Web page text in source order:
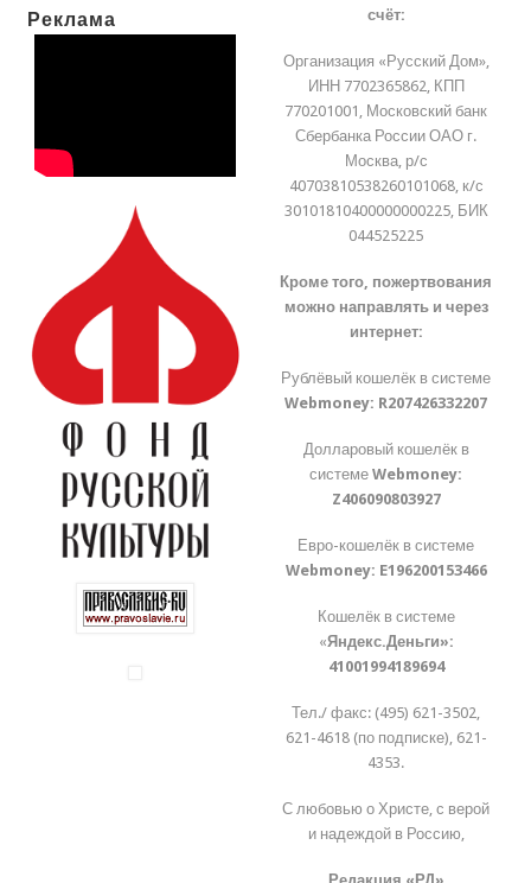
Реклама
счёт:
Организация «Русский Дом»,
ИНН 7702365862, КПП
770201001, Московский банк
Сбербанка России ОАО г.
Москва, р/с
40703810538260101068, к/с
30101810400000000225, БИК
044525225
Кроме того, пожертвования
можно направлять и через
интернет:
Рублёвый кошелёк в системе
Webmoney: R207426332207
Долларовый кошелёк в
системеWebmoney:
Z406090803927
Евро-кошелёк в системе
Webmoney: E196200153466
Кошелёк в системе
«Яндекс.Деньги»:
41001994189694
Тел./ факс: (495) 621-3502,
621-4618 (по подписке), 621-
4353.
С любовью о Христе, с верой
и надеждой в Россию,